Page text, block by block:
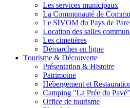
Les services municipaux
La Communauté de
Le SIVOM du Pays de
Location des salles
Les cimetières
Démarches en ligne
Tourisme & Découverte
Présentation & Histoire
Patrimoine
Hébergement et
Camping "La Prée du Pavé"
Office de tourisme